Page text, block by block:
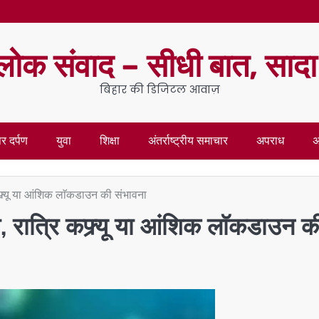
संवाद – सीधी बात,
बिहार की डिजिटल आवाज़
दर्पण युवा शिक्षा अंतर्राष्ट्रीय समाचार अपराध
या आंशिक लाॅकडाउन की संभावना
रात्रि कफ्र्यू या आंशिक लाॅकडाउन